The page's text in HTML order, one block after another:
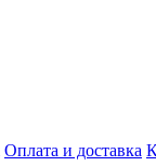
Оплата и доставка